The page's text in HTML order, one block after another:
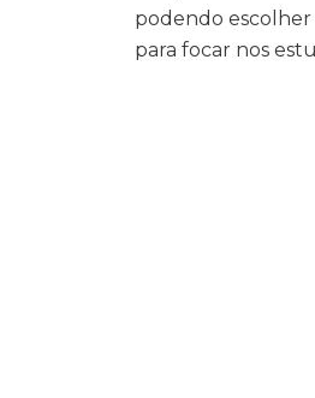
podendo
para focar nos